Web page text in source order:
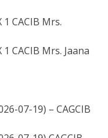
1 CACIB Mrs.
1 CACIB Mrs. Jaana
07-19) – CAGCIB